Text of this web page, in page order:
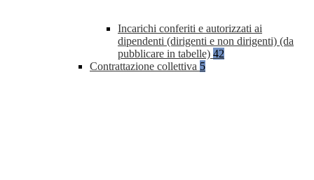
Incarichi conferiti e autorizzati ai
dipendenti (dirigenti e non dirigenti) (da
pubblicare in tabelle) 42
Contrattazione collettiva 5